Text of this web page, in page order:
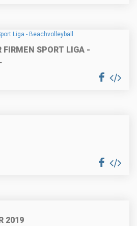
FIRMEN SPORT LIGA -
2019